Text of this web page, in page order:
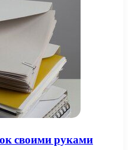
своими руками